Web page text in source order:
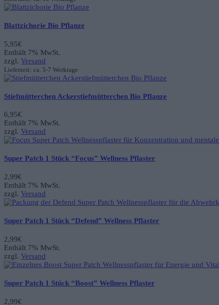
Blattzichorie Bio Pflanze
5,95€
Enthält 7% MwSt.
zzgl. Versand
Lieferzeit: ca. 5-7 Werktage
Stiefmütterchen Ackerstiefmütterchen Bio Pflanze
6,95€
Enthält 7% MwSt.
zzgl. Versand
Super Patch 1 Stück “Focus” Wellness Pflaster
2,99€
Enthält 7% MwSt.
zzgl. Versand
Super Patch 1 Stück “Defend” Wellness Pflaster
2,99€
Enthält 7% MwSt.
zzgl. Versand
Super Patch 1 Stück “Boost” Wellness Pflaster
2,99€